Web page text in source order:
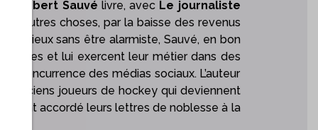
Robert Sauvé livre, avec Le journaliste
autres choses, par la baisse des revenus
Sérieux sans être alarmiste, Sauvé, en bon
et lui exercent leur métier dans des
concurrence des médias sociaux. L’auteur
anciens joueurs de hockey qui deviennent
ont accordé leurs lettres de noblesse à la